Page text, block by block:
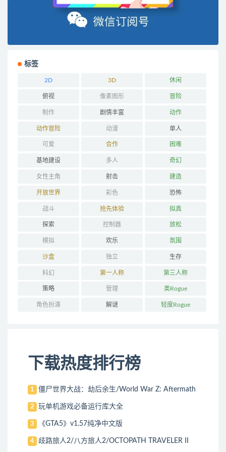
标签
2D 3D 休闲
俯视 像素图形 冒险
制作 剧情丰富 动作
动作冒险 动漫 单人
可爱 合作 困难
基地建设 多人 奇幻
女性主角 射击 建造
开放世界 彩色 恐怖
战斗 抢先体验 拟真
探索 控制器 放松
模拟 欢乐 氛围
沙盒 独立 生存
科幻 第一人称 第三人称
策略 管理 类Rogue
角色扮演 解谜 轻度Rogue
下载热度排行榜
1 僵尸世界大战：劫后余生/World War Z: Aftermath
2 玩单机游戏必备运行库大全
3 《GTA5》v1.57纯净中文版
4 歧路旅人2/八方旅人2/OCTOPATH TRAVELER II